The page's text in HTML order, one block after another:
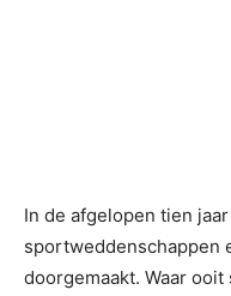
In de afgelopen tien
sportweddenschappen
doorgemaakt. Waar